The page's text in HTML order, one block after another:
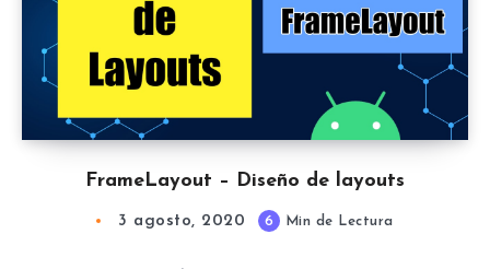
FrameLayout – Diseño de layouts
3 agosto, 2020 6 Min de Lectura